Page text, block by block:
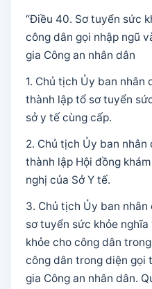
“Điều 40. Sơ tuyển sức
công dân gọi nhập ngũ
gia Công an nhân dân
1. Chủ tịch Ủy ban nhân
thành lập tổ sơ tuyển
sở y tế cùng cấp.
2. Chủ tịch Ủy ban
thành lập Hội đồng
nghị của Sở Y tế.
3. Chủ tịch Ủy ban
sơ tuyển sức khỏe
khỏe cho công dân
công dân trong diện gọi
gia Công an nhân dân.